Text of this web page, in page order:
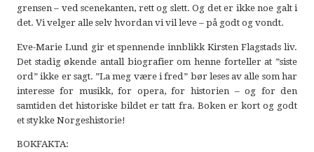
grensen – ved scenekanten, rett og slett. Og det er ikke noe galt i
det. Vi velger alle selv hvordan vi vil leve – på godt og vondt.
Eve-Marie Lund gir et spennende innblikk Kirsten Flagstads liv.
Det stadig økende antall biografier om henne forteller at ”siste
ord” ikke er sagt. ”La meg være i fred” bør leses av alle som har
interesse for musikk, for opera, for historien – og for den
samtiden det historiske bildet er tatt fra. Boken er kort og godt
et stykke Norgeshistorie!
BOKFAKTA: